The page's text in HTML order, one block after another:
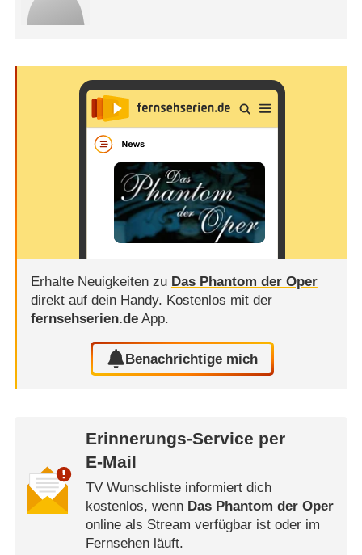
Erhalte Neuigkeiten zu Das Phantom der Oper
direkt auf dein Handy. Kostenlos mit der
fernsehserien.deApp.
Benachrichtige mich
Erinnerungs-Service per
E-Mail
TV Wunschliste informiert dich
kostenlos, wenn Das Phantom der Oper
online als Stream verfügbar ist oder im
Fernsehen läuft.